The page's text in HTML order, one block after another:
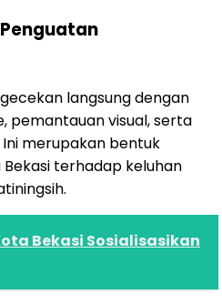
langsung dengan
pemantauan visual, serta
merupakan bentuk
Bekasi terhadap keluhan
Bekasi Sosialisasikan